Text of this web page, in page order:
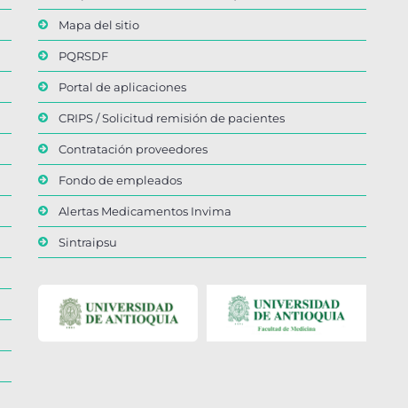
Mapa del sitio
PQRSDF
Portal de aplicaciones
CRIPS / Solicitud remisión de pacientes
Contratación proveedores
Fondo de empleados
Alertas Medicamentos Invima
Sintraipsu